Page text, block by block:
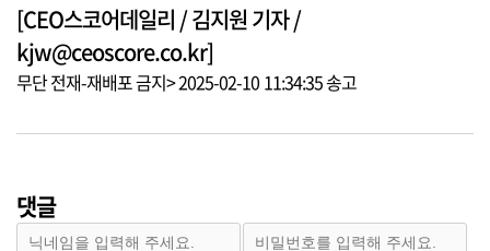
[CEO스코어데일리 / 김지원 기자 /
kjw@ceoscore.co.kr]
무단 전재-재배포 금지> 2025-02-10 11:34:35 송고
댓글